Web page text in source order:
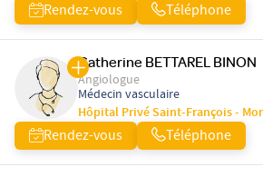
Rendez-vous Téléphone
Catherine BETTAREL BINON
Angiologue
Médecin vasculaire
Hôpital Privé Saint-François -
Rendez-vous Téléphone